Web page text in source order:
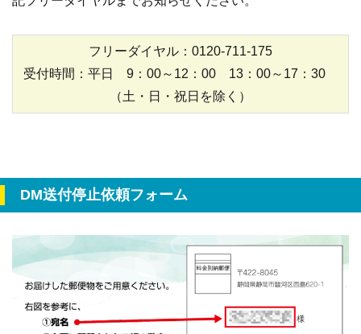
フリーダイヤル：0120-711-175
受付時間：平日 9：00～12：00 13：00～17：30
（土・日・祝日を除く）
DM送付停止依頼フォーム